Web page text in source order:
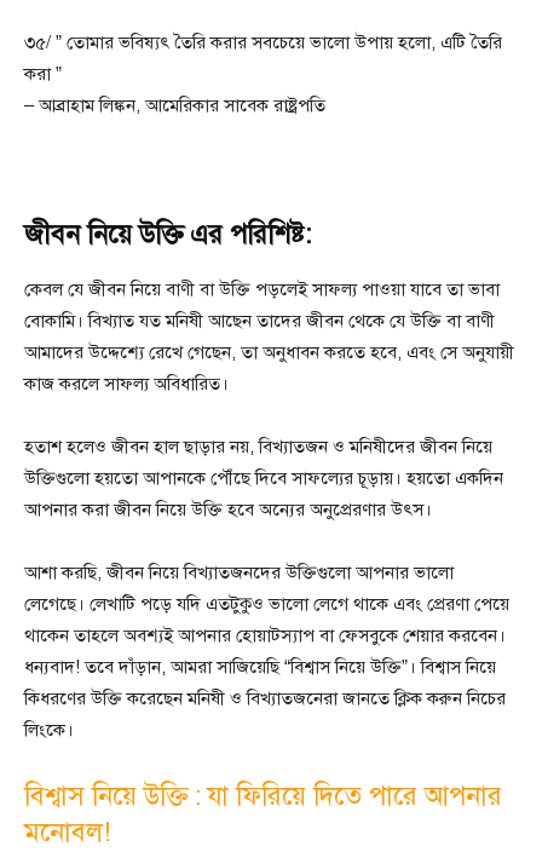
৩৫/ ” তোমার ভবিষ্যৎ তৈরি করার সবচেয়ে ভালো উপায় হলো, এটি তৈরি
করা ”
– আব্রাহাম লিঙ্কন, আমেরিকার সাবেক রাষ্ট্রপতি
জীবন নিয়ে উক্তি এর পরিশিষ্ট:
কেবল যে জীবন নিয়ে বাণী বা উক্তি পড়লেই সাফল্য পাওয়া যাবে তা ভাবা
বোকামি। বিখ্যাত যত মনিষী আছেন তাদের জীবন থেকে যে উক্তি বা বাণী
আমাদের উদ্দেশ্যে রেখে গেছেন, তা অনুধাবন করতে হবে, এবং সে অনুযায়ী
কাজ করলে সাফল্য অবিধারিত।
হতাশ হলেও জীবন হাল ছাড়ার নয়, বিখ্যাতজন ও মনিষীদের জীবন নিয়ে
উক্তিগুলো হয়তো আপানকে পৌঁছে দিবে সাফল্যের চূড়ায়। হয়তো একদিন
আপনার করা জীবন নিয়ে উক্তি হবে অন্যের অনুপ্রেরণার উৎস।
আশা করছি, জীবন নিয়ে বিখ্যাতজনদের উক্তিগুলো আপনার ভালো
লেগেছে। লেখাটি পড়ে যদি এতটুকুও ভালো লেগে থাকে এবং প্রেরণা পেয়ে
থাকেন তাহলে অবশ্যই আপনার হোয়াটস্যাপ বা ফেসবুকে শেয়ার করবেন।
ধন্যবাদ! তবে দাঁড়ান, আমরা সাজিয়েছি “বিশ্বাস নিয়ে উক্তি”। বিশ্বাস নিয়ে
কিধরণের উক্তি করেছেন মনিষী ও বিখ্যাতজনেরা জানতে ক্লিক করুন নিচের
লিংকে।
বিশ্বাস নিয়ে উক্তি : যা ফিরিয়ে দিতে পারে আপনার
মনোবল!